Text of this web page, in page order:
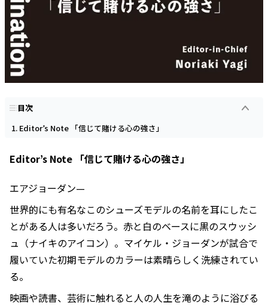
目次
Editor’s Note 「信じて賭ける心の強さ」
Editor’s Note 「信じて賭ける心の強さ」
エアジョーダン—
世界的にも有名なこのシューズモデルの名前を耳にしたこ
とがある人は多いだろう。赤と白のベースに黒のスウッシ
ュ（ナイキのアイコン）。マイケル・ジョーダンが試合で
履いていた初期モデルのカラーは素晴らしく洗練されてい
る。
映画や読書、芸術に触れると人の人生を滝のように浴びる